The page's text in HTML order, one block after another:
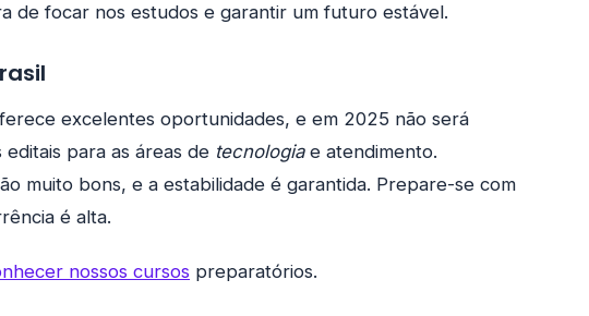
de focar nos estudos e garantir um futuro estável.
excelentes oportunidades, e em 2025 não será
para as áreas de tecnologiae atendimento.
muito bons, e a estabilidade é garantida. Prepare-se com
é alta.
nossos cursos preparatórios.